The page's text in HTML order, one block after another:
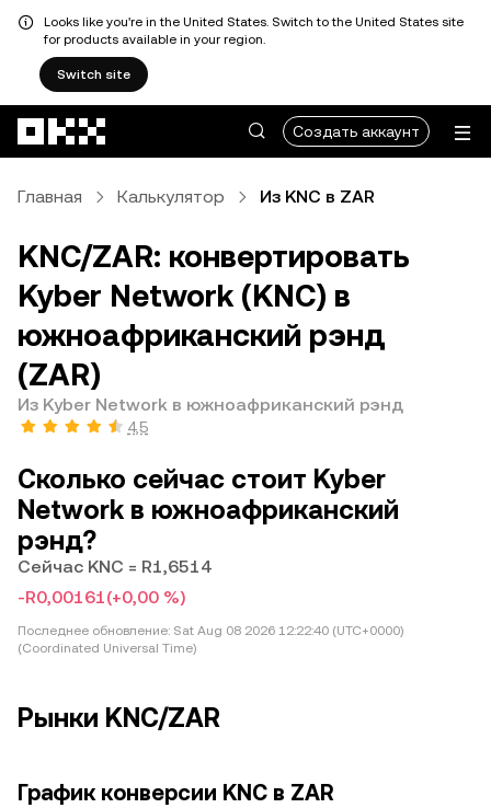
Looks like you're in the United States. Switch to the United States site
for products available in your region.
Switch site
Создать аккаунт
Главная Калькулятор Из KNC в ZAR
KNC/ZAR: конвертировать
Kyber Network (KNC) в
южноафриканский рэнд
(ZAR)
Из Kyber Network в южноафриканский рэнд
4,5
Сколько сейчас стоит Kyber
Network в южноафриканский
рэнд?
Сейчас KNC = R1,6514
-R0,00161(+0,00 %)
Последнее обновление: Sat Aug 08 2026 12:22:40 (UTC+0000)
(Coordinated Universal Time)
Рынки KNC/ZAR
График конверсии KNC в ZAR